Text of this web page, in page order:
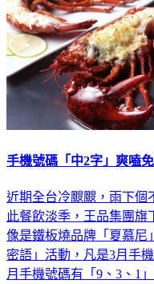
手機號碼「中2字」爽嗑
近期全台冷颼颼，雨下個
此餐飲淡季，王品集團旗
像是鐵板燒品牌「夏慕尼
密語」活動，凡是3月手
月手機號碼有「9、3、1